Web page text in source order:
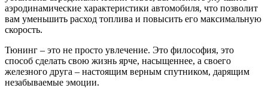
аэродинамические характеристики автомобиля, что позволит
вам уменьшить расход топлива и повысить его максимальную
скорость.
Тюнинг – это не просто увлечение. Это философия, это
способ сделать свою жизнь ярче, насыщеннее, а своего
железного друга – настоящим верным спутником, дарящим
незабываемые эмоции.